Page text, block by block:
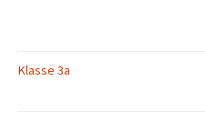
Klasse 3a